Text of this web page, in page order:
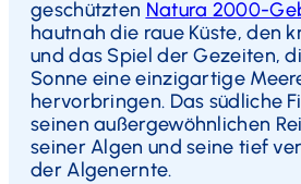
geschützten Natura 2000-
hautnah die raue Küste, den
und das Spiel der Gezeiten,
Sonne eine einzigartige
hervorbringen. Das südliche
seinen außergewöhnlichen
seiner Algen und seine tief
der Algenernte.